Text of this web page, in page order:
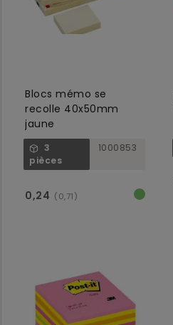
Blocs mémo se
recolle 40x50mm
jaune
3
pièces
1000853
0,24 (0,71)